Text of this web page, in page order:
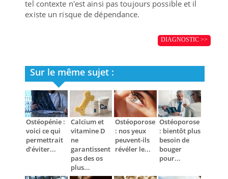
tel contexte n'est ainsi pas toujours possible et il
existe un risque de dépendance.
DIAGNOSTIC >>
Sur le même sujet :
Ostéopénie :
voici ce qui
permettrait
d’éviter...
Calcium et
vitamine D
ne
garantissent
pas des os
plus...
Ostéoporose
: nos yeux
peuvent-ils
révéler le...
Ostéoporose
: bientôt plus
besoin de
bouger
pour...